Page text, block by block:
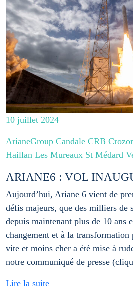
10 juillet 2024
ArianeGroup Candale CRB
Haillan Les Mureaux St Médard
ARIANE6 : VOL
Aujourd’hui, Ariane 6 vient de
défis majeurs, que des milliers de
depuis maintenant plus de 10 ans
changement et à la
vite et moins cher a été mise à
notre communiqué de presse
Lire la suite